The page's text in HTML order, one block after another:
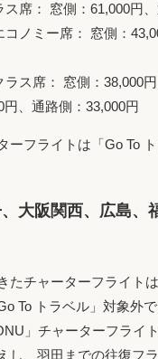
ス席： 窓側：61,000円
コノミー席： 窓側：
ラス席： 窓側：38,000
円、通路側：33,000円
ーフライトは「Go To
大阪関西、広島、
たチャーターフライト
To トラベル」対象外
」チャーターフライ
し、羽田までの往復フ